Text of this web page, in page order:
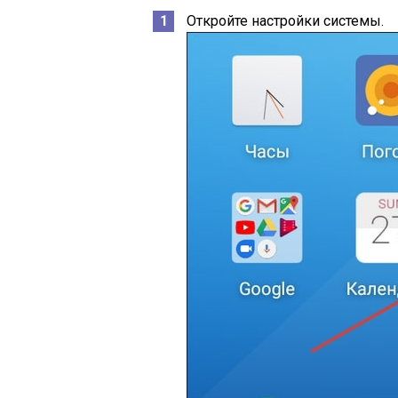
Откройте настройки системы.